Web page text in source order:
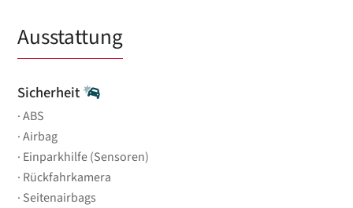
Ausstattung
Sicherheit
ABS
Airbag
Einparkhilfe (Sensoren)
Rückfahrkamera
Seitenairbags